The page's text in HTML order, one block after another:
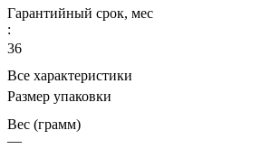
Гарантийный срок, мес
:
36
Все характеристики
Размер упаковки
Вес (грамм)
—